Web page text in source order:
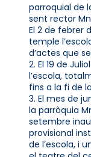
parroquial de
sent rector
El 2 de febrer
temple
d’actes que
2. El 19 de
l’escola,
fins a la fi de
3. El mes de
la parròquia
setembre
provisional
de l’escola, i